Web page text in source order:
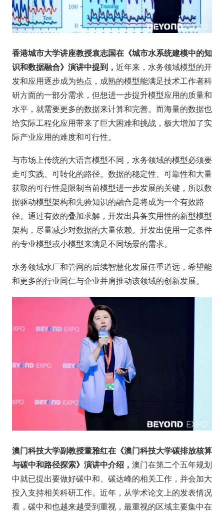
香港城市大学讲座教授袁志国在《城市水系统建模中的知
识和数据融合》演讲中提到， 近年来，水务领域模型的开
发和应用逐步成为热点，成熟的模型能满足技术工作者科
研方面的一部分需求，但想进一步提升模型应用的质量和
水平，就需要更多的数据来计算和完善。而海量的数据也
给实际工程化应用带来了巨大困难和挑战，极大增加了实
际产业应用的难度和可行性。
与市场上传统的大语言模型不同，水务领域的模型必须要
走可实践、可转化的路径。数据的稳定性、可靠性和大量
获取的可行性是限制当前模型进一步发展的关键，所以数
据驱动模型架构和先验知识的融合是将成为一个有效路
径。通过有效的叠加求解，开发出具备实用性的新型模型
架构，尽量减少对数据的大量依赖。开发出使用一定条件
的专业模型或小模型来满足不同场景的需求。
水务领域水厂和管网的后续智慧化发展任重道远，希望能
和更多的行业同仁与企业并肩推动该领域的创新发展。
澳门科技大学副教授董雅红在《澳门科技大学碳排放核算
与碳中和路径探索》演讲中介绍， 澳门在第二个五年规划
中就已提出要做好碳中和、碳达峰的相关工作，并会加大
投入支持相关科研工作。近年，从学术论文上的发表情况
看，碳中和也越来越受到重视，最重视的区域主要集中在